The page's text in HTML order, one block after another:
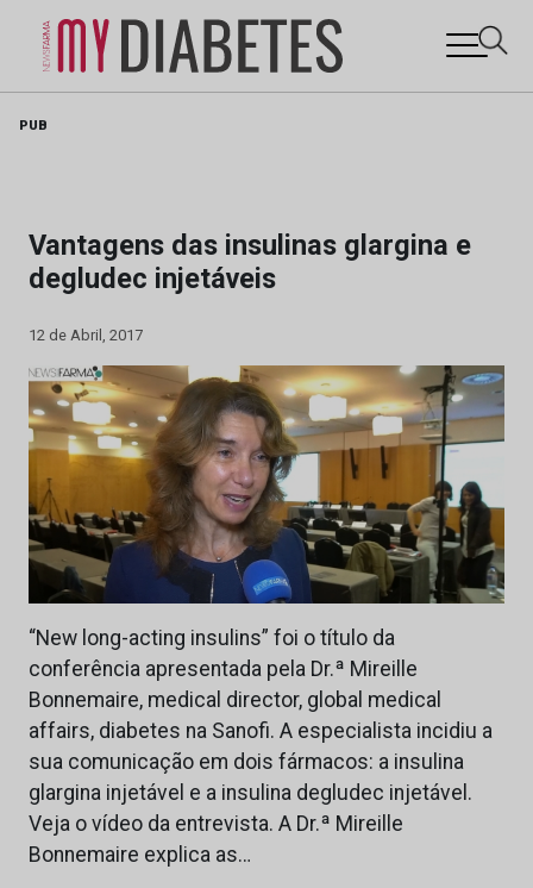
PUB
Vantagens das insulinas glargina e
degludec injetáveis
12 de Abril, 2017
“New long-acting insulins” foi o título da
conferência apresentada pela Dr.ª Mireille
Bonnemaire, medical director, global medical
affairs, diabetes na Sanofi. A especialista incidiu a
sua comunicação em dois fármacos: a insulina
glargina injetável e a insulina degludec injetável.
Veja o vídeo da entrevista. A Dr.ª Mireille
Bonnemaire explica as…